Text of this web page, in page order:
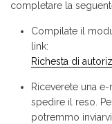
completare la
Compilate il
link:
Richesta di
Riceverete una
spedire il reso.
potremmo